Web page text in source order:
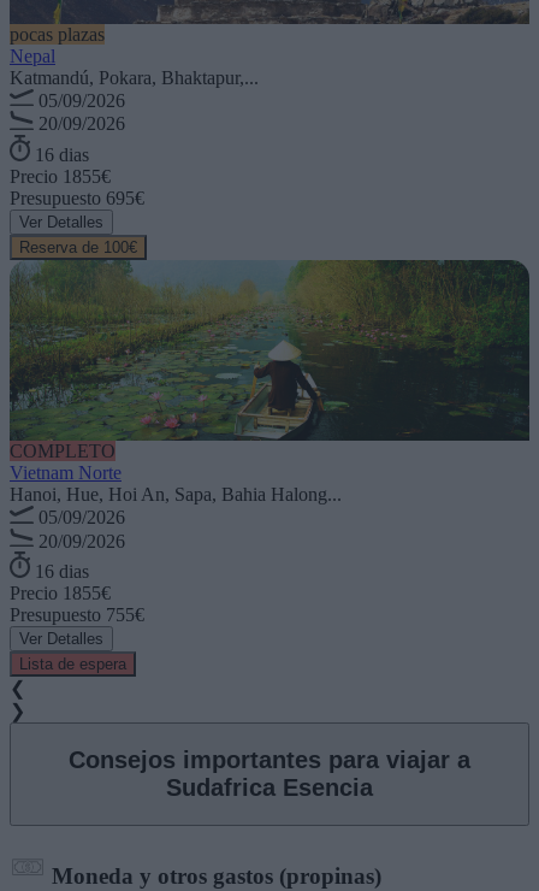
pocas plazas
Nepal
Katmandú, Pokara, Bhaktapur,...
05/09/2026
20/09/2026
16 dias
Precio 1855€
Presupuesto 695€
Ver Detalles
Reserva de 100€
COMPLETO
Vietnam Norte
Hanoi, Hue, Hoi An, Sapa, Bahia Halong...
05/09/2026
20/09/2026
16 dias
Precio 1855€
Presupuesto 755€
Ver Detalles
Lista de espera
❮
❯
Consejos importantes para viajar a
Sudafrica Esencia
Moneda y otros gastos (propinas)